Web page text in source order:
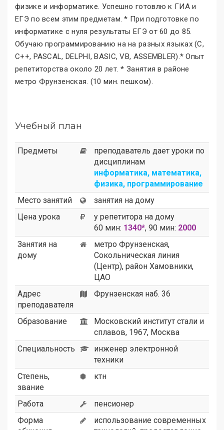
физике и информатике. Успешно готовлю к ГИА и
ЕГЭ по всем этим предметам. * При подготовке по
информатике с нуля результаты ЕГЭ от 60 до 85.
Обучаю программированию на на разных языках (C,
C++, PASCAL, DELPHI, BASIC, VB, ASSEMBLER).* Опыт
репетиторства около 20 лет. * Занятия в районе
метро Фрунзенская. (10 мин. пешком).
Учебный план
Предметы
преподаватель дает уроки по
дисциплинам
информатика, математика,
физика, программирование
Место занятий
занятия на дому
Цена урока
у репетитора на дому
60 мин: 1340*, 90 мин: 2000
Занятия на
дому
метро Фрунзенская,
Сокольническая линия
(Центр), район Хамовники,
ЦАО
Адрес
преподавателя
Фрунзенская наб. 36
Образование
Московский институт стали и
сплавов, 1967, Москва
Специальность
инженер электронной
техники
Степень,
звание
ктн
Работа
пенсионер
Форма
использование современных